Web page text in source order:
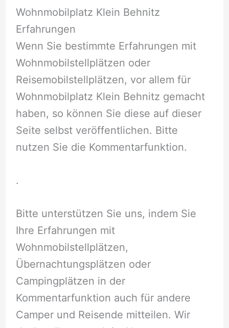
Wohnmobilplatz Klein Behnitz
Erfahrungen
Wenn Sie bestimmte Erfahrungen mit
Wohnmobilstellplätzen oder
Reisemobilstellplätzen, vor allem für
Wohnmobilplatz Klein Behnitz gemacht
haben, so können Sie diese auf dieser
Seite selbst veröffentlichen. Bitte
nutzen Sie die Kommentarfunktion.
.
Bitte unterstützen Sie uns, indem Sie
Ihre Erfahrungen mit
Wohnmobilstellplätzen,
Übernachtungsplätzen oder
Campingplätzen in der
Kommentarfunktion auch für andere
Camper und Reisende mitteilen. Wir